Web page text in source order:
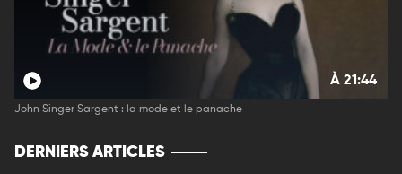
À 21:44
John Singer Sargent : la mode et le panache
DERNIERS ARTICLES